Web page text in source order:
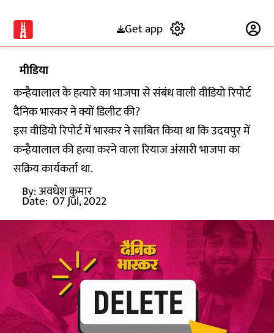
Get app
मीडिया
कन्हैयालाल के हत्यारे का भाजपा से संबंध वाली वीडियो रिपोर्ट
दैनिक भास्कर ने क्यों डिलीट की?
इस वीडियो रिपोर्ट में भास्कर ने साबित किया था कि उदयपुर में
कन्हैयालाल की हत्या करने वाला रियाज अंसारी भाजपा का
सक्रिय कार्यकर्ता था.
By:अवधेश कुमार
Date: 07 Jul, 2022